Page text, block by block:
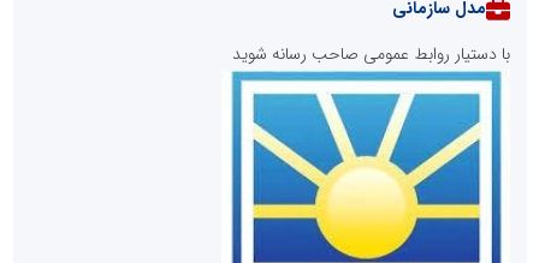
روابط عمومی خبرگزاری گزارش خبر
مدل سازمانی
با دستیار روابط عمومی صاحب رسانه شوید